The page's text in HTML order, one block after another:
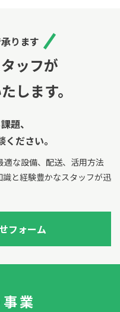
ります
ッフが
します。
題、
ださい。
な設備、配送、活用方法
識と経験豊かなスタッフが迅
フォーム
業